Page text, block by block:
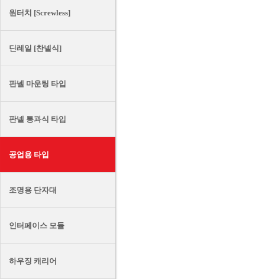
원터치 [Screwless]
딘레일 [찬넬식]
판넬 마운팅 타입
판넬 통과식 타입
공업용 타입
조명용 단자대
인터페이스 모듈
하우징 캐리어